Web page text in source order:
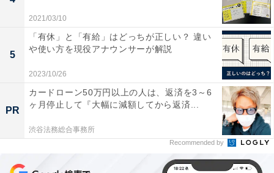
インスタを利用している約6割の人が、毎日利用している
インスタグラムを利用している人のうち、毎日利用して
2021/03/10
5
「有休」と「有給」はどっちが正しい？ 違い
や使い方を現役アナウンサーが解説
2023/10/26
PR
カードローン50万円以上の人は、返済を3～6
ヶ月停止して『大幅に減額してから返済...
渋谷法務総合事務所
Recommended by